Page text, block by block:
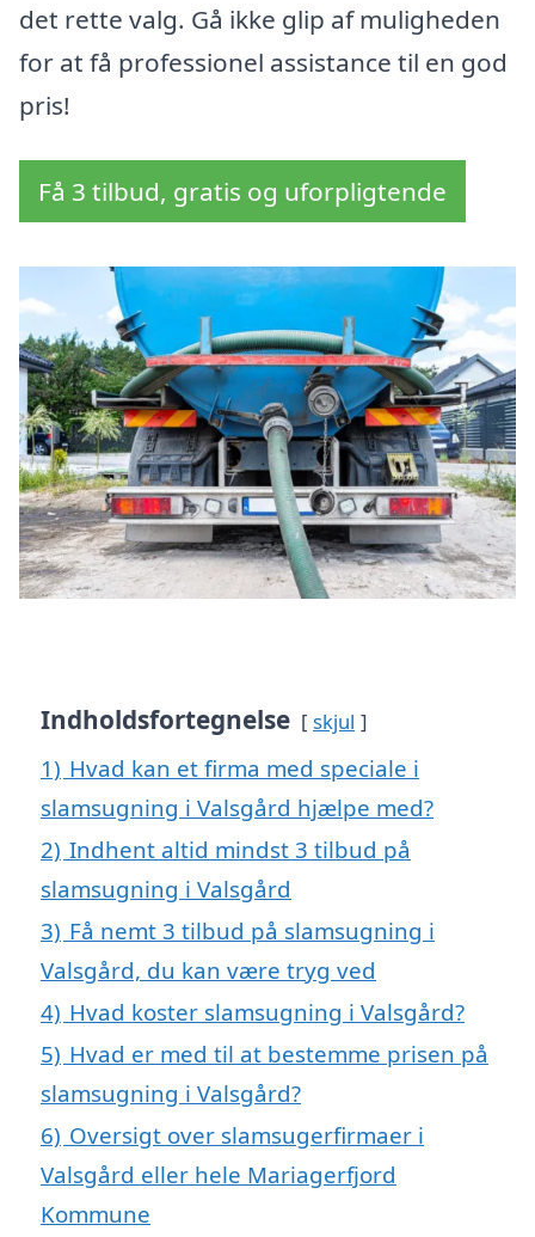
det rette valg. Gå ikke glip af muligheden
for at få professionel assistance til en god
pris!
Få 3 tilbud, gratis og uforpligtende
Indholdsfortegnelse skjul
1) Hvad kan et firma med speciale i
slamsugning i Valsgård hjælpe med?
2) Indhent altid mindst 3 tilbud på
slamsugning i Valsgård
3) Få nemt 3 tilbud på slamsugning i
Valsgård, du kan være tryg ved
4) Hvad koster slamsugning i Valsgård?
5) Hvad er med til at bestemme prisen på
slamsugning i Valsgård?
6) Oversigt over slamsugerfirmaer i
Valsgård eller hele Mariagerfjord
Kommune